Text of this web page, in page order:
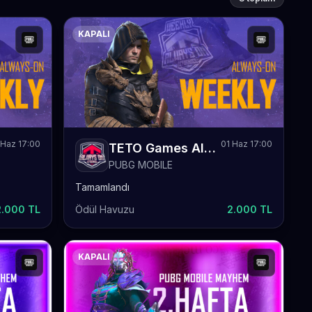
17:00
TL
KAPALI
TETO Games Always-ON PUBG Mobile Weekly 79
PUBG MOBILE
01 Haz 17:00
Tamamlandı
Ödül Havuzu
2.000 TL
KAPALI